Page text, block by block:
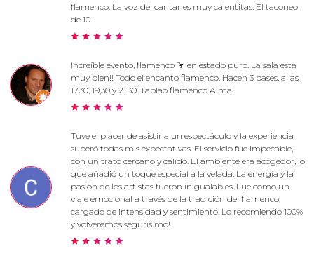
flamenco. La voz del cantar es muy calentitas. El taconeo
de 10.
Increíble evento, flamenco 🦩 en estado puro. La sala esta
muy bien!! Todo el encanto flamenco. Hacen 3 pases, a las
17.30, 19,30 y 21.30. Tablao flamenco Alma.
Tuve el placer de asistir a un espectáculo y la experiencia
superó todas mis expectativas. El servicio fue impecable,
con un trato cercano y cálido. El ambiente era acogedor, lo
que añadió un toque especial a la velada. La energía y la
pasión de los artistas fueron inigualables. Fue como un
viaje emocional a través de la tradición del flamenco,
cargado de intensidad y sentimiento. Lo recomiendo 100%
y volveremos segurísimo!